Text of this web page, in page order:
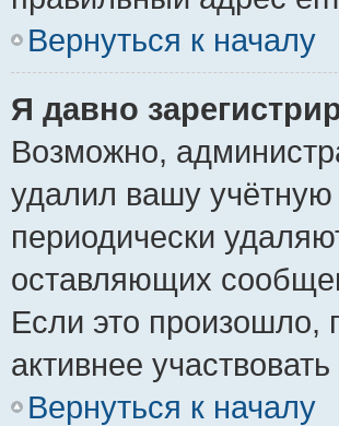
Вернуться к началу
Я давно
Возможно,
удалил вашу
периодически
оставляющих
Если это произошло,
активнее
Вернуться к началу